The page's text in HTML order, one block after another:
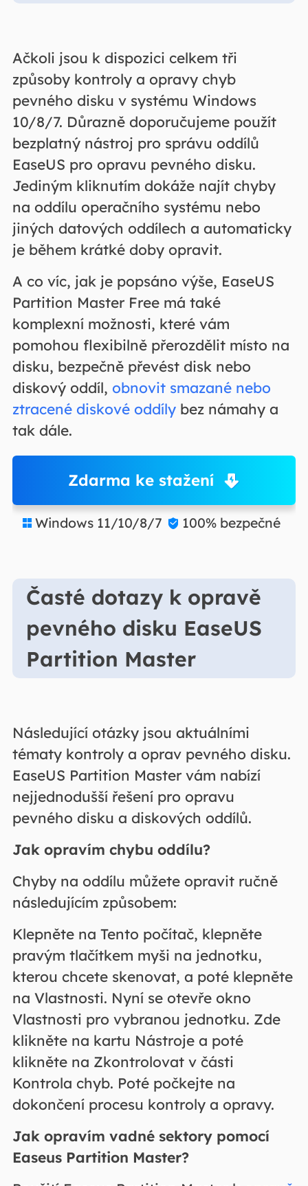
Ačkoli jsou k dispozici celkem tři
způsoby kontroly a opravy chyb
pevného disku v systému Windows
10/8/7. Důrazně doporučujeme použít
bezplatný nástroj pro správu oddílů
EaseUS pro opravu pevného disku.
Jediným kliknutím dokáže najít chyby
na oddílu operačního systému nebo
jiných datových oddílech a automaticky
je během krátké doby opravit.
A co víc, jak je popsáno výše, EaseUS
Partition Master Free má také
komplexní možnosti, které vám
pomohou flexibilně přerozdělit místo na
disku, bezpečně převést disk nebo
diskový oddíl, obnovit smazané nebo
ztracené diskové oddílybez námahy a
tak dále.
Zdarma ke stažení
 Windows 11/10/8/7  100% bezpečné
Časté dotazy k opravě
pevného disku EaseUS
Partition Master
Následující otázky jsou aktuálními
tématy kontroly a oprav pevného disku.
EaseUS Partition Master vám nabízí
nejjednodušší řešení pro opravu
pevného disku a diskových oddílů.
Jak opravím chybu oddílu?
Chyby na oddílu můžete opravit ručně
následujícím způsobem:
Klepněte na Tento počítač, klepněte
pravým tlačítkem myši na jednotku,
kterou chcete skenovat, a poté klepněte
na Vlastnosti. Nyní se otevře okno
Vlastnosti pro vybranou jednotku. Zde
klikněte na kartu Nástroje a poté
klikněte na Zkontrolovat v části
Kontrola chyb. Poté počkejte na
dokončení procesu kontroly a opravy.
Jak opravím vadné sektory pomocí
Easeus Partition Master?